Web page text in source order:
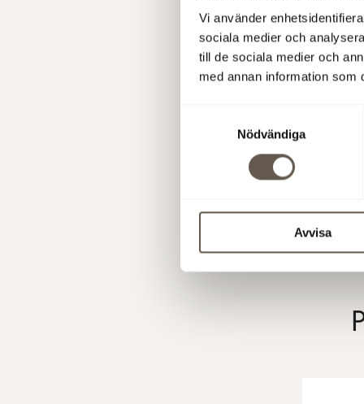
Vi använder
sociala medier och
till de sociala medier och
med annan information som
Nödvändiga
Avvisa
7 apr
17 mar 2026